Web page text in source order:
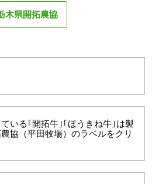
木県開拓農協
いる｢開拓牛｣｢ほうきね牛｣は製
協（平田牧場）のラベルをクリ